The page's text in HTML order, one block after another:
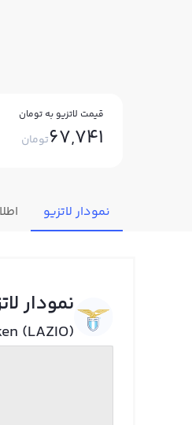
قیمت لاتزیو به تومان
67,741تومان
نمودار لاتزیو
نمودار
(LAZIO)